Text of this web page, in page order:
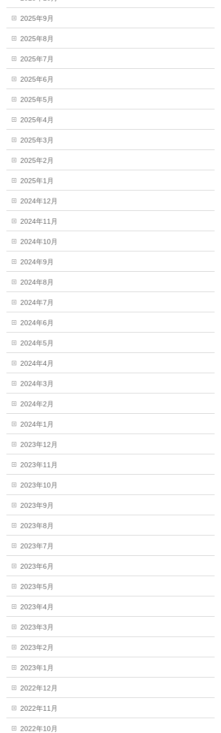
2025年9月
2025年8月
2025年7月
2025年6月
2025年5月
2025年4月
2025年3月
2025年2月
2025年1月
2024年12月
2024年11月
2024年10月
2024年9月
2024年8月
2024年7月
2024年6月
2024年5月
2024年4月
2024年3月
2024年2月
2024年1月
2023年12月
2023年11月
2023年10月
2023年9月
2023年8月
2023年7月
2023年6月
2023年5月
2023年4月
2023年3月
2023年2月
2023年1月
2022年12月
2022年11月
2022年10月